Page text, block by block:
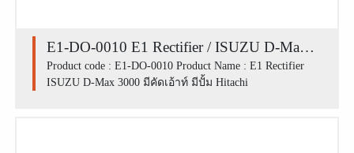
E1-DO-0010 E1 Rectifier / ISUZU D-Max
3000 มีคัดเอ้าท์ มีปั้ม Hitachi
Product code : E1-DO-0010 Product Name : E1 Rectifier
ISUZU D-Max 3000 มีคัดเอ้าท์ มีปั้ม Hitachi